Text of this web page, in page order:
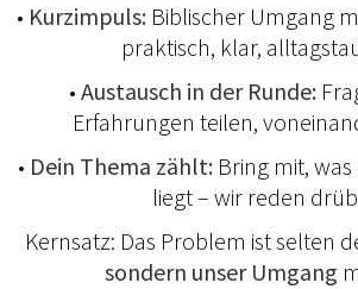
• Kurzimpuls:Biblischer Umgang
praktisch, klar,
• Austausch in der Runde:
Erfahrungen teilen,
• Dein Thema zählt:Bring mit, was
liegt – wir reden
Kernsatz: Das Problem ist selten
sondern unser Umgang